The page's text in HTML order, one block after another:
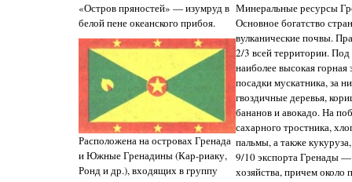
«Остров пряностей» — изумруд в
белой пене океанского прибоя.
Расположена на островах Гренада
и Южные Гренадины (Кар-риаку,
Ронд и др.), входящих в группу
Минеральные ресурсы
Основное богатство
вулканические почвы.
2/3 всей территории.
наиболее высокая
посадки мускатника, за
гвоздичные деревья,
бананов и авокадо. На
сахарного тростника,
пальмы, а также
9/10 экспорта Гренады —
хозяйства, причем